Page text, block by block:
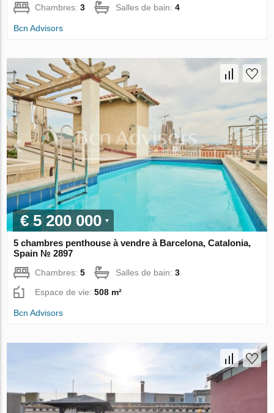
Chambres:3 Salles de bain:4
Bcn Advisors
€ 5 200 000
5 chambres penthouse à vendre à Barcelona, Catalonia,
Spain № 2897
Chambres:5 Salles de bain:3
Espace de vie:508 m²
Bcn Advisors